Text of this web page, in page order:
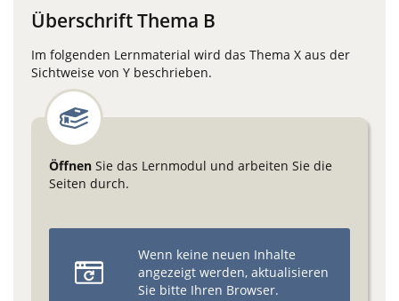
Überschrift Thema B
Im folgenden Lernmaterial wird das Thema X aus der
Sichtweise von Y beschrieben.
Öffnen Sie das Lernmodul und arbeiten Sie die
Seiten durch.
Wenn keine neuen Inhalte
angezeigt werden, aktualisieren
Sie bitte Ihren Browser.